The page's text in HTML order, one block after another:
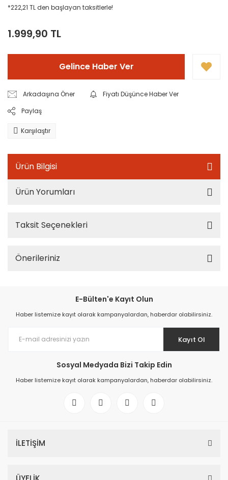
*222,21 TL den başlayan taksitlerle!
1.999,90 TL
Gelince Haber Ver
Arkadaşına Öner
Fiyatı Düşünce Haber Ver
Paylaş
Karşılaştır
Ürün Bilgisi
Ürün Yorumları
Taksit Seçenekleri
Önerileriniz
E-Bülten'e Kayıt Olun
Haber listemize kayıt olarak kampanyalardan, haberdar olabilirsiniz.
Kayıt Ol
Sosyal Medyada Bizi Takip Edin
Haber listemize kayıt olarak kampanyalardan, haberdar olabilirsiniz.
İLETİŞİM